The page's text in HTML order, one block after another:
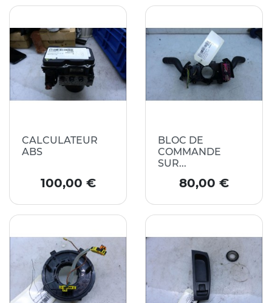
CALCULATEUR
ABS
Prix
100,00 €
BLOC DE
COMMANDE
SUR...
Prix
80,00 €